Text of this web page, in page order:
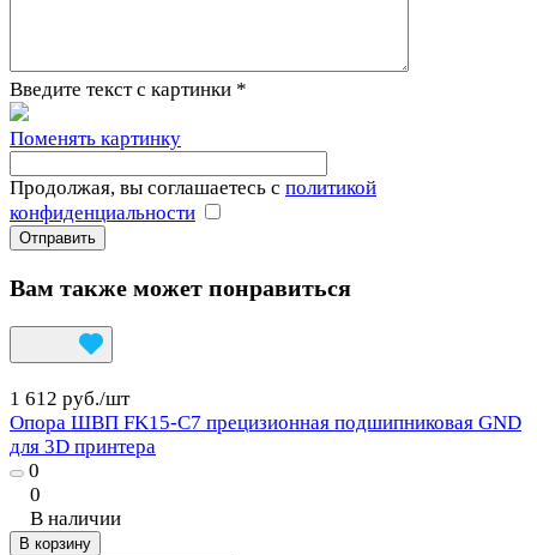
Введите текст с картинки *
Поменять картинку
Продолжая, вы соглашаетесь с политикой
конфиденциальности
Вам также может понравиться
1 612 руб./шт
Опора ШВП FK15-C7 прецизионная подшипниковая GND
для 3D принтера
0
0
В наличии
В корзину